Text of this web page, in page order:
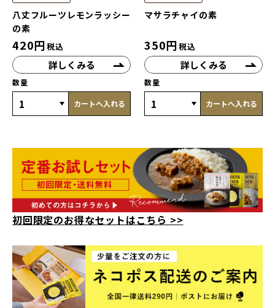
八丈フルーツレモンラッシー
の素
420円税込
詳しくみる
数量
カートへ入れる
マサラチャイの素
350円税込
詳しくみる
数量
カートへ入れる
初回限定のお得なセットはこちら >>